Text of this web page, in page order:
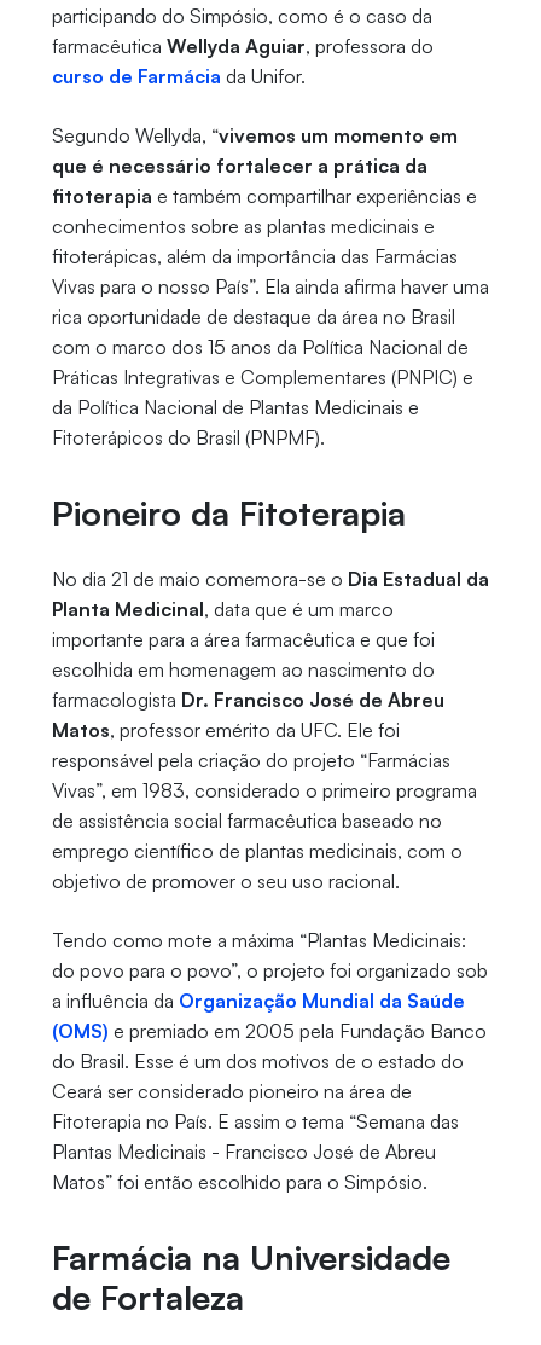
participando do Simpósio, como é o caso da
farmacêutica Wellyda Aguiar, professora do
curso de Farmácia da Unifor.
Segundo Wellyda, “vivemos um momento em
que é necessário fortalecer a prática da
fitoterapia e também compartilhar experiências e
conhecimentos sobre as plantas medicinais e
fitoterápicas, além da importância das Farmácias
Vivas para o nosso País”. Ela ainda afirma haver uma
rica oportunidade de destaque da área no Brasil
com o marco dos 15 anos da Política Nacional de
Práticas Integrativas e Complementares (PNPIC) e
da Política Nacional de Plantas Medicinais e
Fitoterápicos do Brasil (PNPMF).
Pioneiro da Fitoterapia
No dia 21 de maio comemora-se o Dia Estadual da
Planta Medicinal, data que é um marco
importante para a área farmacêutica e que foi
escolhida em homenagem ao nascimento do
farmacologista Dr. Francisco José de Abreu
Matos, professor emérito da UFC. Ele foi
responsável pela criação do projeto “Farmácias
Vivas”, em 1983, considerado o primeiro programa
de assistência social farmacêutica baseado no
emprego científico de plantas medicinais, com o
objetivo de promover o seu uso racional.
Tendo como mote a máxima “Plantas Medicinais:
do povo para o povo”, o projeto foi organizado sob
a influência da Organização Mundial da Saúde
(OMS) e premiado em 2005 pela Fundação Banco
do Brasil. Esse é um dos motivos de o estado do
Ceará ser considerado pioneiro na área de
Fitoterapia no País. E assim o tema “Semana das
Plantas Medicinais - Francisco José de Abreu
Matos” foi então escolhido para o Simpósio.
Farmácia na Universidade
de Fortaleza